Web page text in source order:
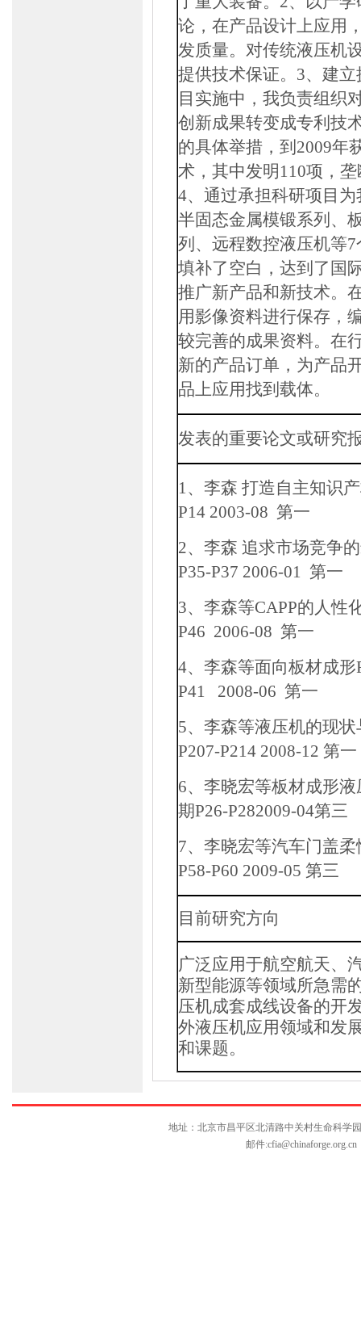
论，在产品设计上应用
发质量。对传统液压机
提供技术保证。 3、建
目实施中，我负责组织
创新成果转变成专利技
的具体举措，到 2009年
术，其中发明 110项，
4、通过承担科研项目
半固态金属模锻系列、
列、远程数控液压机等7
填补了空白，达到了国
推广新产品和新技术。
用影像资料进行保存，
较完善的成果资料。在
新的产品订单，为产品
品上应用找到载体。
发表的重要论文或研究
1、李森 打造自主知识
P14 2003-08 第一
2、李森 追求市场竞争
P35-P37 2006-01 第一
3、李森等CAPP的人性
P46 2006-08 第一
4、李森等面向板材成形
P41 2008-06 第一
5、李森等液压机的现状
P207-P214 2008-12 第一
6、李晓宏等板材成形
期P26-P282009-04第三
7、李晓宏等汽车门盖
P58-P60 2009-05 第三
目前研究方向
广泛应用于航空航天、
新型能源等领域所急需
压机成套成线设备的开
外液压机应用领域和发
和课题。
地址：北京市昌平区北清路中关村生命科学
邮件:cfia@chinaforge.org.cn